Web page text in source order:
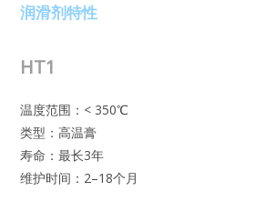
润滑剂特性
HT1
温度范围：< 350℃
类型：高温膏
寿命：最长3年
维护时间：2–18个月